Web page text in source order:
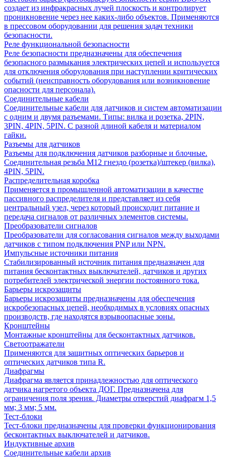
создает из инфракрасных лучей плоскость и контролирует
проникновение через нее каких-либо объектов. Применяются
в прессовом оборудовании для решения задач техники
безопасности.
Реле функциональной безопасности
Реле безопасности предназначены для обеспечения
безопасного размыкания электрических цепей и используется
для отключения оборудования при наступлении критических
событий (неисправность оборудования или возникновение
опасности для персонала).
Соединительные кабели
Соединительные кабели для датчиков и систем автоматизации
с одним и двумя разъемами. Типы: вилка и розетка, 2PIN,
3PIN, 4PIN, 5PIN. С разной длиной кабеля и материалом
гайки.
Разъемы для датчиков
Разъемы для подключения датчиков разборные и блочные.
Соединительная резьба М12 гнездо (розетка)/штекер (вилка),
4PIN, 5PIN.
Распределительная коробка
Применяется в промышленной автоматизации в качестве
пассивного распределителя и представляет из себя
центральный узел, через который происходит питание и
передача сигналов от различных элементов системы.
Преобразователи сигналов
Преобразователи для согласования сигналов между выходами
датчиков с типом подключения PNP или NPN.
Импульсные источники питания
Стабилизированный источник питания предназначен для
питания бесконтактных выключателей, датчиков и других
потребителей электрической энергии постоянного тока.
Барьеры искрозащиты
Барьеры искрозащиты предназначены для обеспечения
искробезопасных цепей, необходимых в условиях опасных
производств, где находятся взрывоопасные зоны.
Кронштейны
Монтажные кронштейны для бесконтактных датчиков.
Светоотражатели
Применяются для защитных оптических барьеров и
оптических датчиков типа R.
Диафрагмы
Диафрагма является принадлежностью для оптического
датчика нагретого объекта ДОГ. Предназначена для
ограничения поля зрения. Диаметры отверстий диафрагм 1,5
мм; 3 мм; 5 мм.
Тест-блоки
Тест-блоки предназначены для проверки функционирования
бесконтактных выключателей и датчиков.
Индуктивные архив
Соединительные кабели архив